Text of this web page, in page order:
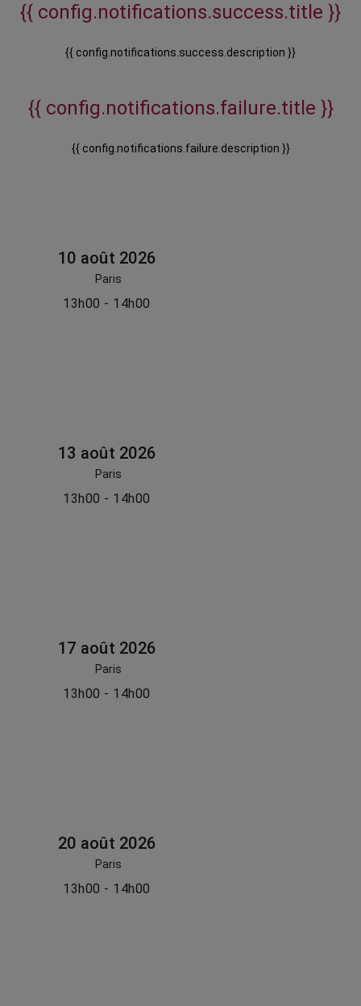
{{ config.notifications.success.title }}
{{ config.notifications.success.description }}
{{ config.notifications.failure.title }}
{{ config.notifications.failure.description }}
10 août 2026
Paris
13h00 - 14h00
13 août 2026
Paris
13h00 - 14h00
17 août 2026
Paris
13h00 - 14h00
20 août 2026
Paris
13h00 - 14h00